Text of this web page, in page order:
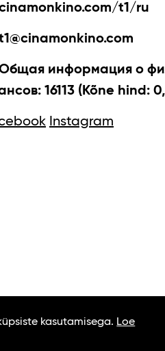
t1/ru
информация о
16113 (Kõne hind:
Instagram
kasutamisega. Loe